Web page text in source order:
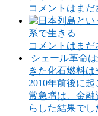
コメントはまだ
系で生きる
コメントはまだ
シェール革命
きた化石燃料は
2010年前後に
常急増は、金融
らした結果でし